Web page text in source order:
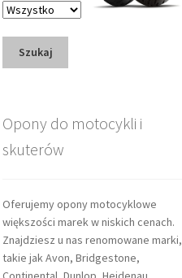
Szukaj
Opony do motocykli i
skuterów
Oferujemy opony motocyklowe
większości marek w niskich cenach.
Znajdziesz u nas renomowane marki,
takie jak Avon, Bridgestone,